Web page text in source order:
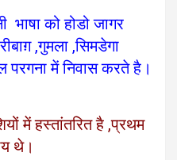
भाषा को होडो जागर
,गुमला ,सिमडेगा
परगना में निवास करते है।
में हस्तांतरित है ,प्रथम
थे।